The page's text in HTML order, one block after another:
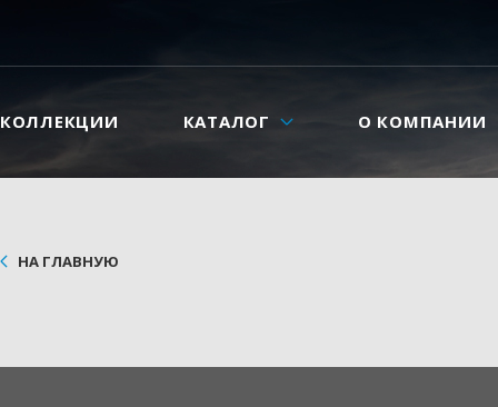
КОЛЛЕКЦИИ КАТАЛОГ О КОМПАНИИ
НА ГЛАВНУЮ